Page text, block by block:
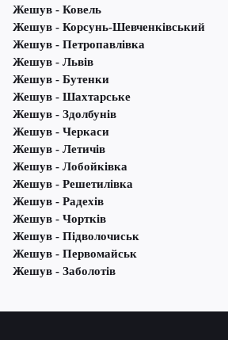
Жешув - Ковель
Жешув - Корсунь-Шевченківський
Жешув - Петропавлівка
Жешув - Львів
Жешув - Бутенки
Жешув - Шахтарське
Жешув - Здолбунів
Жешув - Черкаси
Жешув - Летичів
Жешув - Лобойківка
Жешув - Решетилівка
Жешув - Радехів
Жешув - Чортків
Жешув - Підволочиськ
Жешув - Первомайськ
Жешув - Заболотів